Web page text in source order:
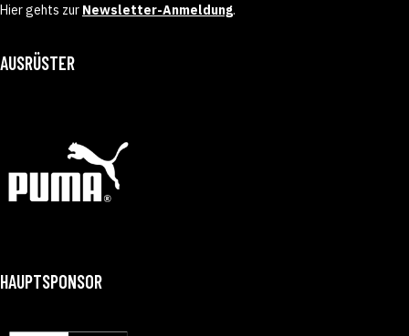
Hier gehts zur Newsletter-Anmeldung.
AUSRÜSTER
HAUPTSPONSOR